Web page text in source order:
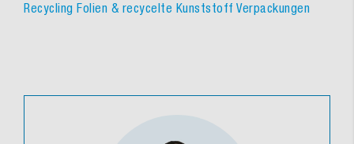
Recycling Folien & recycelte Kunststoff Verpackungen